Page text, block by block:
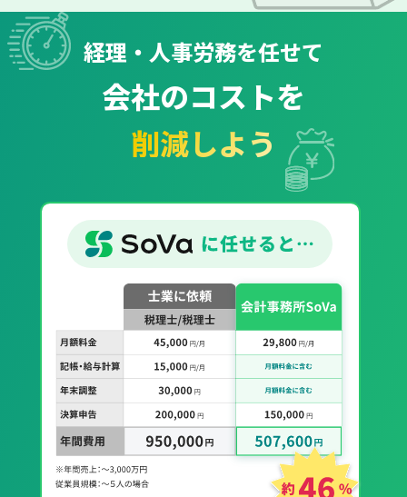
経理・人事労務を任せて
会社のコストを
削減しよう